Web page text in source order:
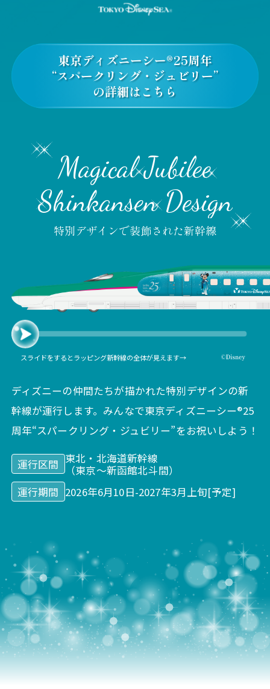
東京ディズニーシー®25周年
“スパークリング・ジュビリー”
の詳細はこちら
Magical Jubilee
Shinkansen Design
特別デザインで装飾された新幹線
スライドをするとラッピング新幹線の全体が見えます→
ディズニーの仲間たちが描かれた特別デザインの新
幹線が運行します。みんなで東京ディズニーシー®25
周年“スパークリング・ジュビリー”をお祝いしよう！
運行区間 東北・北海道新幹線
（東京～新函館北斗間）
運行期間 2026年6月10日-2027年3月上旬[予定]